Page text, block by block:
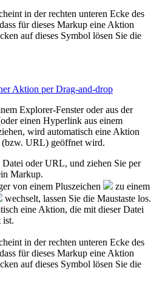
in der rechten unteren Ecke des
für dieses Markup eine Aktion
auf dieses Symbol lösen Sie die
Aktion per Drag-and-drop
Explorer-Fenster oder aus der
einen Hyperlink aus einem
wird automatisch eine Aktion
(bzw. URL) geöffnet wird.
oder URL, und ziehen Sie per
Markup.
von einem Pluszeichen
zu einem
wechselt, lassen Sie die Maustaste los.
eine Aktion, die mit dieser Datei
ist.
in der rechten unteren Ecke des
für dieses Markup eine Aktion
auf dieses Symbol lösen Sie die